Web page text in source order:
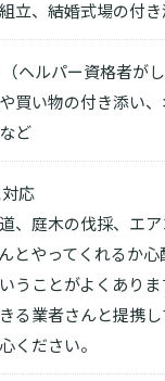
立、結婚式場の付
ヘルパー資格者がし
買い物の付き添い
ど
応
、庭木の伐採、エ
とやってくれるか
うことがよくありま
る業者さんと提携
ください。